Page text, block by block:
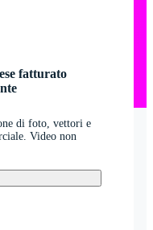
fatturato
di foto, vettori e
Video non